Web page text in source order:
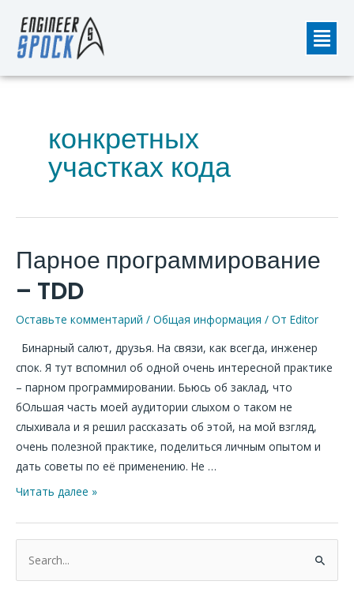
содержимому
конкретных
участках кода
Парное программирование
– TDD
Оставьте комментарий / Общая информация / От Editor
Бинарный салют, друзья. На связи, как всегда, инженер
спок. Я тут вспомнил об одной очень интересной практике
– парном программировании. Бьюсь об заклад, что
бОльшая часть моей аудитории слыхом о таком не
слыхивала и я решил рассказать об этой, на мой взгляд,
очень полезной практике, поделиться личным опытом и
дать советы по её применению. Не …
Парное
программирование
–
TDD
Читать далее »
о